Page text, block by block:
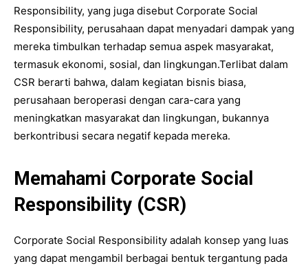
Responsibility, yang juga disebut Corporate Social
Responsibility, perusahaan dapat menyadari dampak yang
mereka timbulkan terhadap semua aspek masyarakat,
termasuk ekonomi, sosial, dan lingkungan.Terlibat dalam
CSR berarti bahwa, dalam kegiatan bisnis biasa,
perusahaan beroperasi dengan cara-cara yang
meningkatkan masyarakat dan lingkungan, bukannya
berkontribusi secara negatif kepada mereka.
Memahami Corporate Social
Responsibility (CSR)
Corporate Social Responsibility adalah konsep yang luas
yang dapat mengambil berbagai bentuk tergantung pada